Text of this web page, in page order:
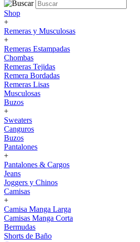
Shop
+
Remeras y Musculosas
+
Remeras Estampadas
Chombas
Remeras Tejidas
Remera Bordadas
Remeras Lisas
Musculosas
Buzos
+
Sweaters
Canguros
Buzos
Pantalones
+
Pantalones & Cargos
Jeans
Joggers y Chinos
Camisas
+
Camisa Manga Larga
Camisas Manga Corta
Bermudas
Shorts de Baño